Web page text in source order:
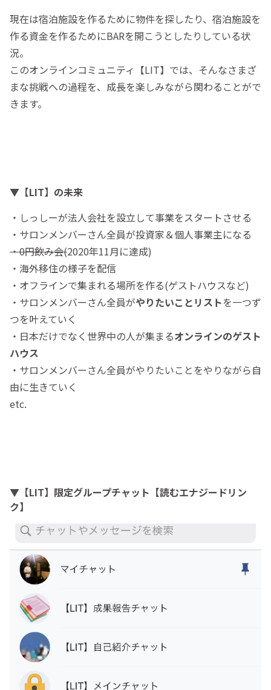
現在は宿泊施設を作るために物件を探したり、宿泊施設を
作る資金を作るためにBARを開こうとしたりしている状
況。
このオンラインコミュニティ【LIT】では、そんなさまざ
まな挑戦への過程を、成長を楽しみながら関わることがで
きます。
▼【LIT】の未来
・しっしーが法人会社を設立して事業をスタートさせる
・サロンメンバーさん全員が投資家＆個人事業主になる
・0円飲み会(2020年11月に達成)
・海外移住の様子を配信
・オフラインで集まれる場所を作る(ゲストハウスなど)
・サロンメンバーさん全員がやりたいことリストを一つず
つを叶えていく
・日本だけでなく世界中の人が集まるオンラインのゲスト
ハウス
・サロンメンバーさん全員がやりたいことをやりながら自
由に生きていく
etc.
▼【LIT】限定グループチャット【読むエナジードリン
ク】